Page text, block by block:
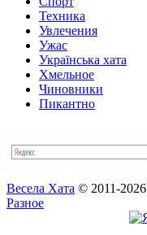
Техника
Увлечения
Ужас
Українська хата
Хмельное
Чиновники
Пикантно
Весела Хата © 2011-2026
Разное